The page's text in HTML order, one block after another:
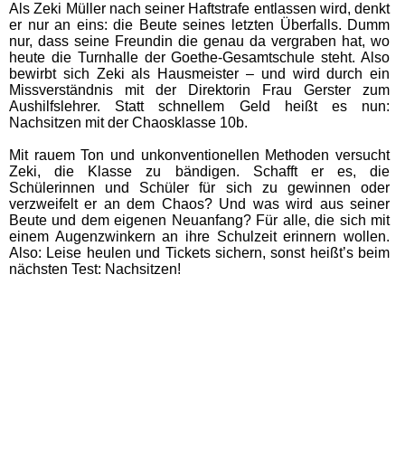
Als Zeki Müller nach seiner Haftstrafe entlassen wird, denkt
er nur an eins: die Beute seines letzten Überfalls. Dumm
nur, dass seine Freundin die genau da vergraben hat, wo
heute die Turnhalle der Goethe-Gesamtschule steht. Also
bewirbt sich Zeki als Hausmeister – und wird durch ein
Missverständnis mit der Direktorin Frau Gerster zum
Aushilfslehrer. Statt schnellem Geld heißt es nun:
Nachsitzen mit der Chaosklasse 10b.
Mit rauem Ton und unkonventionellen Methoden versucht
Zeki, die Klasse zu bändigen. Schafft er es, die
Schülerinnen und Schüler für sich zu gewinnen oder
verzweifelt er an dem Chaos? Und was wird aus seiner
Beute und dem eigenen Neuanfang? Für alle, die sich mit
einem Augenzwinkern an ihre Schulzeit erinnern wollen.
Also: Leise heulen und Tickets sichern, sonst heißt’s beim
nächsten Test: Nachsitzen!